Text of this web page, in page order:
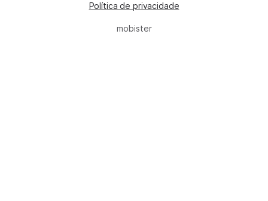
Política de privacidade
mobister